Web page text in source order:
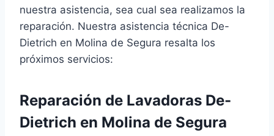
nuestra asistencia, sea cual sea realizamos la
reparación. Nuestra asistencia técnica De-
Dietrich en Molina de Segura resalta los
próximos servicios:
Reparación de Lavadoras De-
Dietrich en Molina de Segura